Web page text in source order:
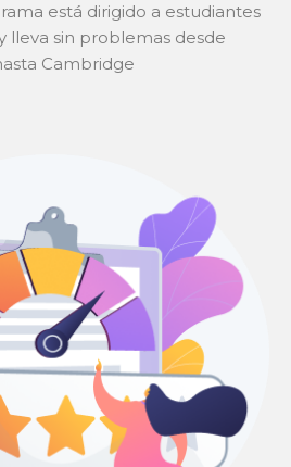
está dirigido a estudiantes
lleva sin problemas desde
Cambridge